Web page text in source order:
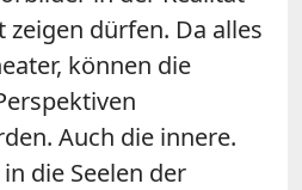
zeigen dürfen. Da alles
können die
Auch die innere.
die Seelen der